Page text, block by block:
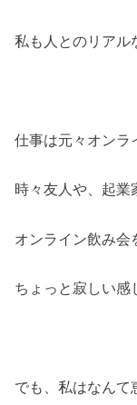
私も人とのリアル
仕事は元々オンラ
時々友人や、起業
オンライン飲み会
ちょっと寂しい感
でも、私はなんて